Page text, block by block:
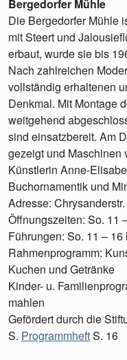
Bergedorfer Mühle
Die Bergedorfer Mühle
mit Steert und
erbaut, wurde sie bis
Nach zahlreichen
vollständig erhaltenen
Denkmal. Mit Montage
weitgehend
sind einsatzbereit. Am
gezeigt und Maschinen
Künstlerin Anne-
Buchornamentik und
Adresse:
Öffnungszeiten: So. 11
Führungen: So. 11 – 16
Rahmenprogramm:
Kuchen und Getränke
Kinder- u.
mahlen
Gefördert durch die
S. ProgrammheftS. 16